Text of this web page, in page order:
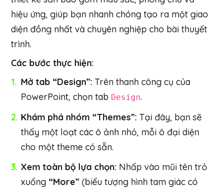
hiệu ứng, giúp bạn nhanh chóng tạo ra một giao
diện đồng nhất và chuyên nghiệp cho bài thuyết
trình.
Các bước thực hiện:
Mở tab “Design”: Trên thanh công cụ của
PowerPoint, chọn tab Design.
Khám phá nhóm “Themes”: Tại đây, bạn sẽ
thấy một loạt các ô ảnh nhỏ, mỗi ô đại diện
cho một theme có sẵn.
Xem toàn bộ lựa chọn: Nhấp vào mũi tên trỏ
xuống “More” (biểu tượng hình tam giác có